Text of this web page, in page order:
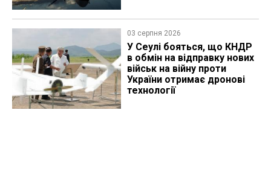
03 серпня 2026
У Сеулі бояться, що КНДР
в обмін на відправку нових
військ на війну проти
України отримає дронові
технології